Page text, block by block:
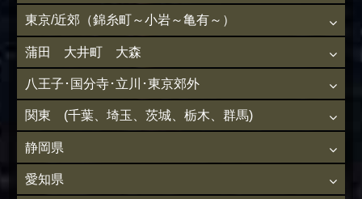
東京/近郊（錦糸町～小岩～亀有～）
蒲田 大井町 大森
八王子･国分寺･立川･東京郊外
関東 (千葉、埼玉、茨城、栃木、群馬)
静岡県
愛知県